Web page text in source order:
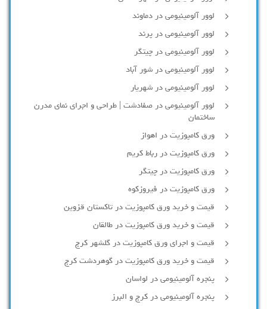
لوور آلومینیومی در دماوند
لوور آلومینیومی در پرند
لوور آلومینیومی در چیتگر
لوور آلومینیومی در شور آباد
لوور آلومينيومي در شهريار
لوور آلومینیومی در صفادشت | طراحی و اجرای نمای مدرن
ساختمان
ورق کامپوزیت در اهواز
ورق کامپوزیت در رباط کریم
ورق کامپوزیت در چیتگر
ورق کامپوزیت در فیروزکوه
قیمت و خرید ورق کامپوزیت در تاکستان قزوین
قیمت و خرید ورق کامپوزیت در طالقان
قیمت و اجرای ورق کامپوزیت در گلشهر کرج
قیمت و خرید ورق کامپوزیت در گوهردشت کرج
پنجره آلومینیومی در لواسان
پنجره آلومینیومی در کرج و البرز